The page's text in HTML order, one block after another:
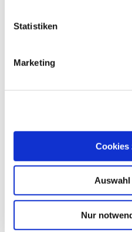
Statistiken
Marketing
Cookies
Auswahl
Nur
Anusara Yoga
Yogastile